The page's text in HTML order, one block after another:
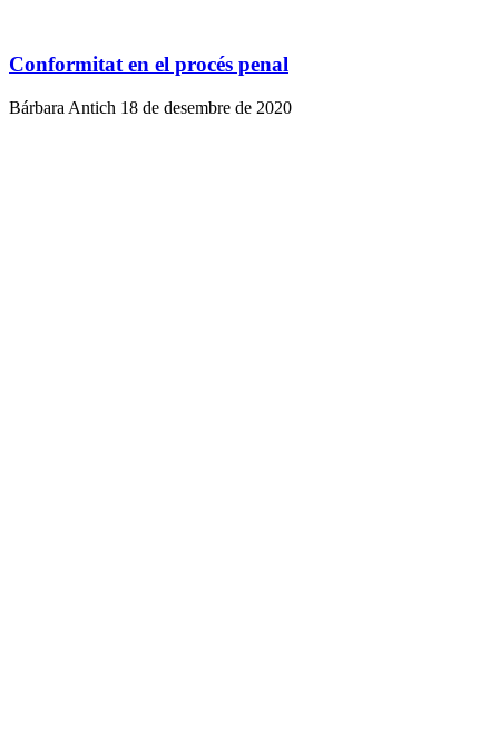
Conformitat en el procés penal
Bárbara Antich 18 de desembre de 2020